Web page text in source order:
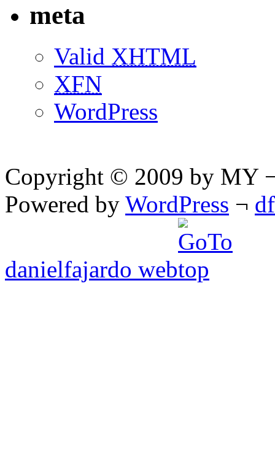
meta
Valid XHTML
XFN
WordPress
Copyright © 2009 by MY
Powered by WordPress ¬
danielfajardo web